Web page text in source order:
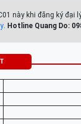
này khi đăng ký đại
. Hotline Quang Do: